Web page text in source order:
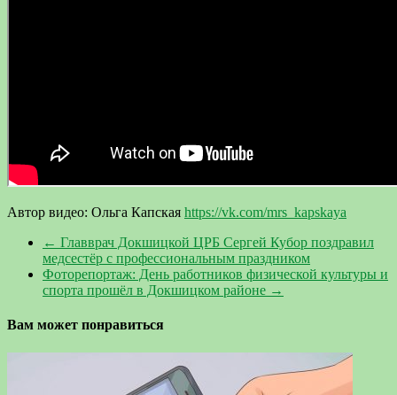
Автор видео: Ольга Капская https://vk.com/mrs_kapskaya
← Главврач Докшицкой ЦРБ Сергей Кубор поздравил
медсестёр с профессиональным праздником
Фоторепортаж: День работников физической культуры и
спорта прошёл в Докшицком районе →
Вам может понравиться